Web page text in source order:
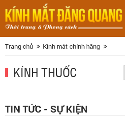
Trang chủ Kính mát chính hãng
KÍNH THUỐC
TIN TỨC - SỰ KIỆN